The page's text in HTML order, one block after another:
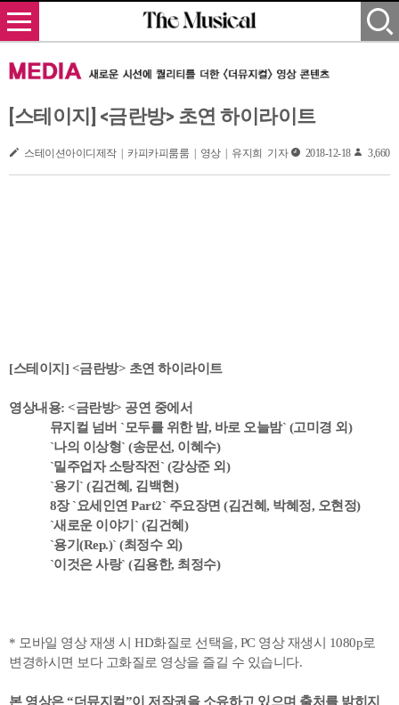
[스테이지] <금란방> 초연 하이라이트
스테이션아이디제작 | 카피카피룸룸 | 영상 | 유지희 기자 2018-12-18 3,660
[스테이지] <금란방> 초연 하이라이트
영상내용: <금란방> 공연 중에서
뮤지컬 넘버 `모두를 위한 밤, 바로 오늘밤` (고미경 외)
`나의 이상형` (송문선, 이혜수)
`밀주업자 소탕작전` (강상준 외)
`용기` (김건혜, 김백현)
8장 `요세인연 Part2` 주요장면 (김건혜, 박혜정, 오현정)
`새로운 이야기` (김건혜)
`용기(Rep.)` (최정수 외)
`이것은 사랑` (김용한, 최정수)
* 모바일 영상 재생 시 HD화질로 선택을, PC 영상 재생시 1080p로
변경하시면 보다 고화질로 영상을 즐길 수 있습니다.
본 영상은 “더뮤지컬”이 저작권을 소유하고 있으며 출처를 밝히지